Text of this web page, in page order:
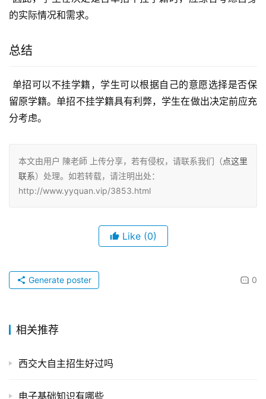
的实际情况和需求。
总结
留原学籍。单招不挂学籍具有利弊，学生在做出决定前应充
分考虑。
本文由用户 陳老師 上传分享，若有侵权，请联系我们（点这里
联系）处理。如若转载，请注明出处：
http://www.yyquan.vip/3853.html
Like (0)
0
Generate poster
相关推荐
西交大自主招生好过吗
电子基础知识有哪些